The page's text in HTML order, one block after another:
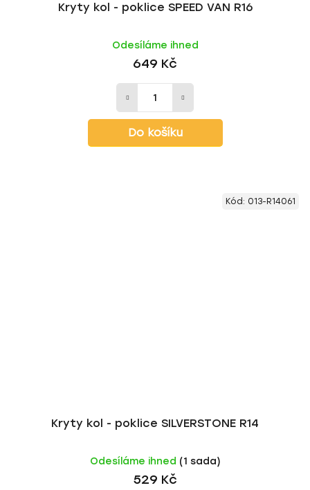
Kryty kol - poklice SPEED VAN R16
Odesíláme ihned
649 Kč
Do košíku
Kryty kol - poklice SILVERSTONE R14
Odesíláme ihned (1 sada)
529 Kč
Kód: 013-R14061